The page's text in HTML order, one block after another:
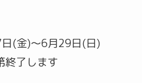
(金)～6月29日(日)
終了します